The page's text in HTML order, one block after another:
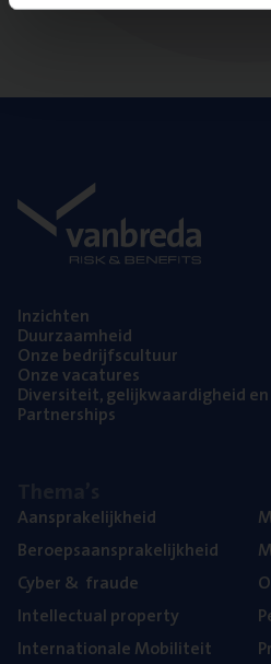
Inzich­ten
Duur­zaam­heid
Onze bedrijfs­cul­tuur
Onze vaca­tu­res
Diver­si­teit, gelijk­waar­dig­heid
Part­ner­ships
Aan­spra­ke­lijk­heid
Beroeps­aan­spra­ke­lijk­heid
Cyber& fraude
Intel­lec­tu­al property
Inter­na­ti­o­na­le Mobiliteit